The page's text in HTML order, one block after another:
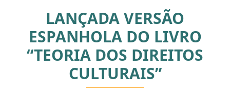
LANÇADA VERSÃO
ESPANHOLA DO LIVRO
“TEORIA DOS DIREITOS
CULTURAIS”